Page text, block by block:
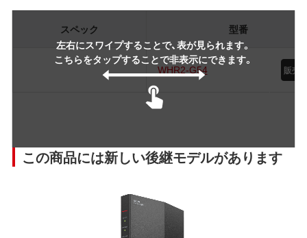
左右にスワイプすることで、表が見られます。
こちらをタップすることで非表示にできます。
スペック 型番
WHR2-G54
この商品には新しい後継モデルがあります